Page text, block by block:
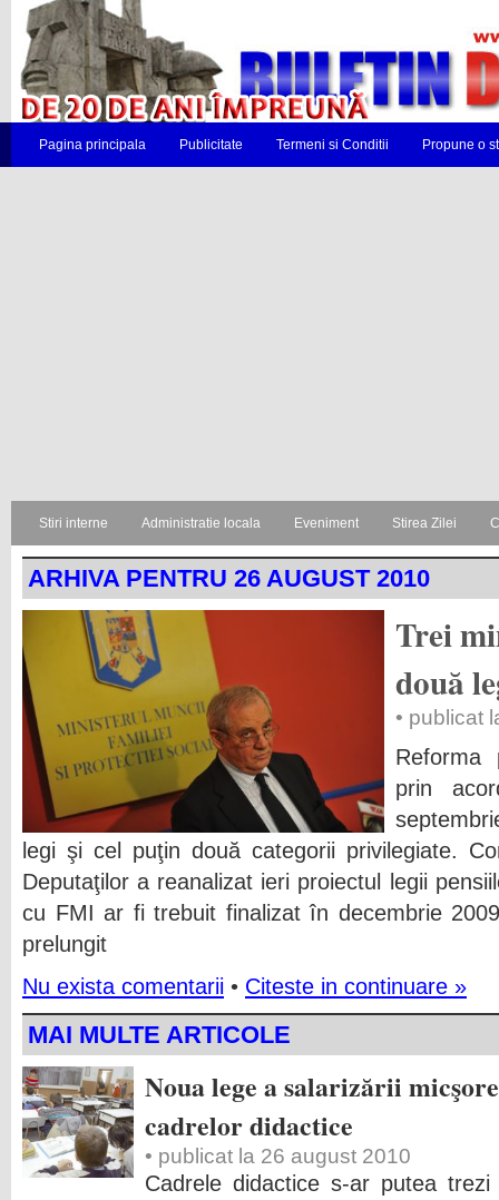
Pagina principala Publicitate Termeni si Conditii Propune o
Stiri interne Administratie locala Eveniment Stirea Zilei
ARHIVA PENTRU 26 AUGUST 2010
Trei
două
• publicat
Reforma
prin
legi şi cel puţin două categorii privilegiate.
Deputaţilor a reanalizat ieri proiectul legii
cu FMI ar fi trebuit finalizat în decembrie
prelungit
Nu exista comentarii • Citeste in continuare »
MAI MULTE ARTICOLE
Noua lege a salarizării
cadrelor didactice
• publicat la 26 august 2010
Cadrele didactice s-ar putea